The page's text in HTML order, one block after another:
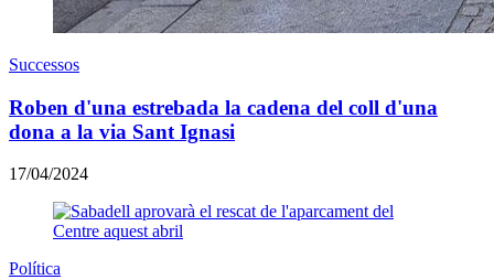
Successos
Roben d'una estrebada la cadena del coll d'una
dona a la via Sant Ignasi
17/04/2024
Política